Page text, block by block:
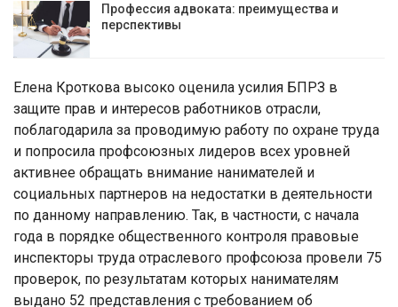
Профессия адвоката: преимущества и
перспективы
Елена Кроткова высоко оценила усилия БПРЗ в
защите прав и интересов работников отрасли,
поблагодарила за проводимую работу по охране труда
и попросила профсоюзных лидеров всех уровней
активнее обращать внимание нанимателей и
социальных партнеров на недостатки в деятельности
по данному направлению. Так, в частности, с начала
года в порядке общественного контроля правовые
инспекторы труда отраслевого профсоюза провели 75
проверок, по результатам которых нанимателям
выдано 52 представления с требованием об